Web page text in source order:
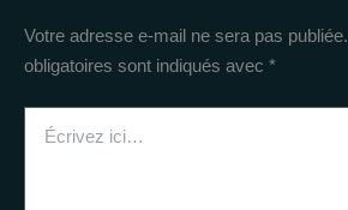
Votre adresse e-mail ne sera pas publiée.
obligatoires sont indiqués avec *
ici…